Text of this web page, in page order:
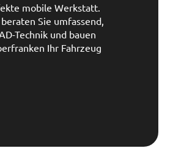
mobile Werkstatt.
Sie umfassend,
Technik und bauen
Ihr Fahrzeug